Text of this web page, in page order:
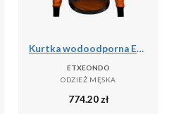
Kurtka wodoodporna Etxeondo Busti
ETXEONDO
ODZIEŻ MĘSKA
774.20 zł